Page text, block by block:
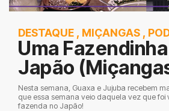
DESTAQUE , MIÇANGAS ,
Uma
Japão
Nesta semana, Guaxa e Jujuba recebem
que essa semana veio daquela vez que foi
fazenda no Japão!